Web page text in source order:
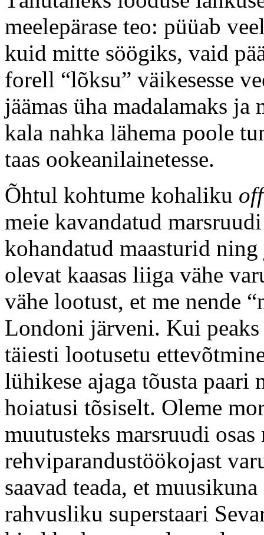
meelepärase teo: püüab
kuid mitte söögiks, vaid
forell “lõksu” väikesesse
jäämas üha madalamaks
kala nahka lähema poole
taas ookeanilainetesse.
Õhtul kohtume kohaliku
meie kavandatud
kohandatud maasturid
olevat kaasas liiga vähe
vähe lootust, et me nende
Londoni järveni. Kui peaks
täiesti lootusetu
lühikese ajaga tõusta
hoiatusi tõsiselt. Oleme
muutusteks marsruudi
rehviparandustöökojast
saavad teada, et
rahvusliku superstaari